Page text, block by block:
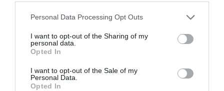
Personal Data Processing Opt Outs
I want to opt-out of the Sharing of my
personal data.
Opted In
I want to opt-out of the Sale of my
Personal Data.
Opted In